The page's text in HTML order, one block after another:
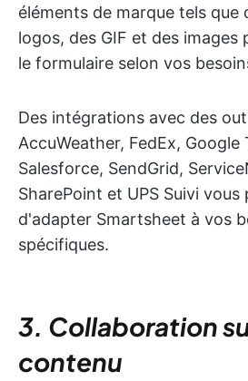
éléments de marque tels que
logos, des GIF et des images
le formulaire selon vos
Des intégrations avec des
AccuWeather, FedEx, Google
Salesforce, SendGrid,
SharePoint et UPS Suivi
d'adapter Smartsheet à vos
spécifiques.
3. Collaboration
contenu